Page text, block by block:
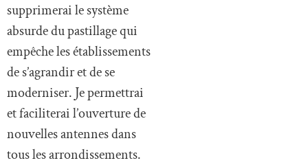
supprimerai le système
absurde du pastillage qui
empêche les établissements
de s’agrandir et de se
moderniser. Je permettrai
et faciliterai l’ouverture de
nouvelles antennes dans
tous les arrondissements.